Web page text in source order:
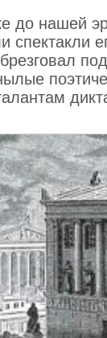
до нашей
спектакли